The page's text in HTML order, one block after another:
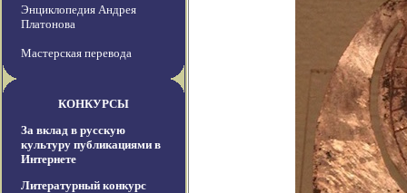
Энциклопедия Андрея
Платонова
Мастерская перевода
КОНКУРСЫ
За вклад в русскую
культуру публикациями в
Интернете
Литературный конкурс